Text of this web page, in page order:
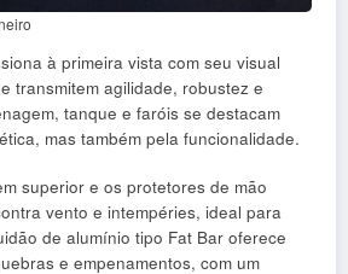
à primeira vista com seu visual
transmitem agilidade, robustez e
tanque e faróis se destacam
mas também pela funcionalidade.
superior e os protetores de mão
vento e intempéries, ideal para
de alumínio tipo Fat Bar oferece
e empenamentos, com um